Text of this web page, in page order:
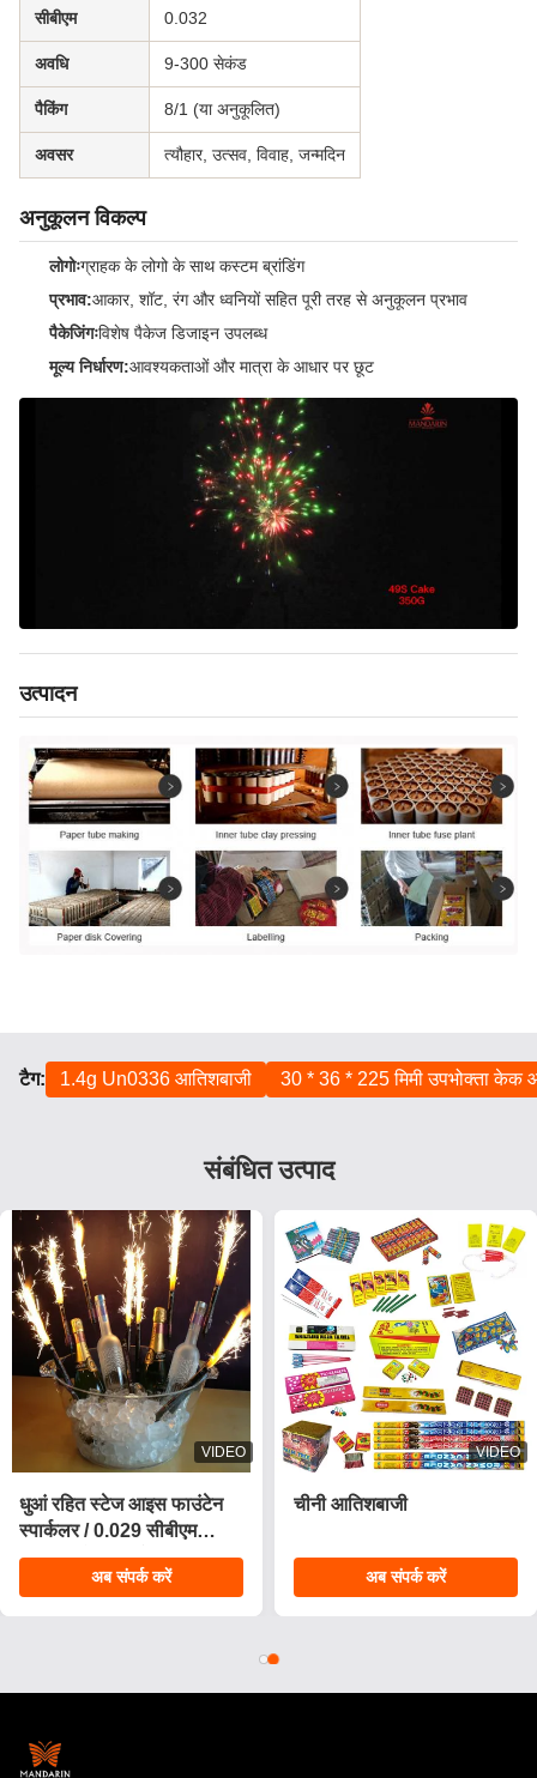
सीबीएम 0.032
अवधि 9-300 सेकंड
पैकिंग 8/1 (या अनुकूलित)
अवसर त्यौहार, उत्सव, विवाह, जन्मदिन
अनुकूलन विकल्प
लोगोःग्राहक के लोगो के साथ कस्टम ब्रांडिंग
प्रभाव:आकार, शॉट, रंग और ध्वनियों सहित पूरी तरह से अनुकूलन प्रभाव
पैकेजिंगःविशेष पैकेज डिजाइन उपलब्ध
मूल्य निर्धारण:आवश्यकताओं और मात्रा के आधार पर छूट
उत्पादन
टैग: 1.4g Un0336 आतिशबाजी 30 * 36 * 225 मिमी उपभोक्ता केक
संबंधित उत्पाद
VIDEO
धुआं रहित स्टेज आइस फाउंटेन
स्पार्कलर / 0.029 सीबीएम
जन्मदिन मोमबत्तियाँ आतिशबाजी
अब संपर्क करें
VIDEO
चीनी आतिशबाजी
अब संपर्क करें